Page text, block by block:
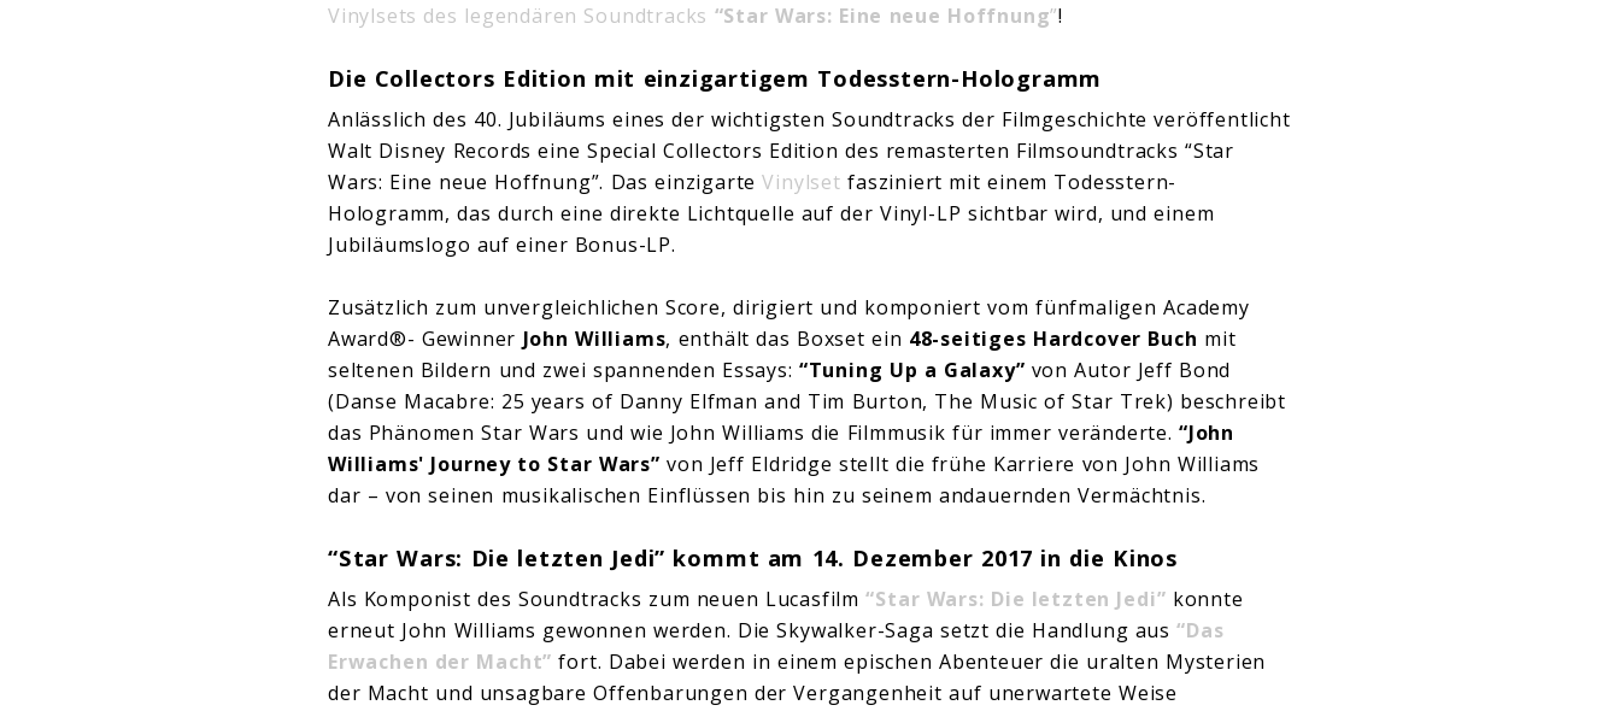
Vinylsets des legendären Soundtracks “Star Wars: Eine neue Hoffnung”!
Die Collectors Edition mit einzigartigem Todesstern-Hologramm
Anlässlich des 40. Jubiläums eines der wichtigsten Soundtracks der Filmgeschichte veröffentlicht
Walt Disney Records eine Special Collectors Edition des remasterten Filmsoundtracks “Star
Wars: Eine neue Hoffnung”. Das einzigarteVinylset fasziniert mit einem Todesstern-
Hologramm, das durch eine direkte Lichtquelle auf der Vinyl-LP sichtbar wird, und einem
Jubiläumslogo auf einer Bonus-LP.
Zusätzlich zum unvergleichlichen Score, dirigiert und komponiert vom fünfmaligen Academy
Award®- Gewinner John Williams, enthält das Boxset ein 48-seitiges Hardcover Buch mit
seltenen Bildern und zwei spannenden Essays: “Tuning Up a Galaxy” von Autor Jeff Bond
(Danse Macabre: 25 years of Danny Elfman and Tim Burton, The Music of Star Trek) beschreibt
das Phänomen Star Wars und wie John Williams die Filmmusik für immer veränderte.“John
Williams' Journey to Star Wars” von Jeff Eldridge stellt die frühe Karriere von John Williams
dar – von seinen musikalischen Einflüssen bis hin zu seinem andauernden Vermächtnis.
“Star Wars: Die letzten Jedi” kommt am 14. Dezember 2017 in die Kinos
Als Komponist des Soundtracks zum neuen Lucasfilm “Star Wars: Die letzten Jedi” konnte
erneut John Williams gewonnen werden. Die Skywalker-Saga setzt die Handlung aus“Das
Erwachen der Macht” fort. Dabei werden in einem epischen Abenteuer die uralten Mysterien
der Macht und unsagbare Offenbarungen der Vergangenheit auf unerwartete Weise